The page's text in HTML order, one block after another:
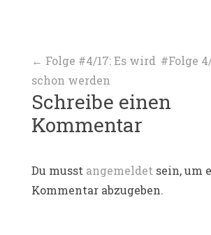
← Folge #4/17: Es wird
schon werden
#Folge
Schreibe einen
Kommentar
Du musst angemeldet sein, um
Kommentar abzugeben.